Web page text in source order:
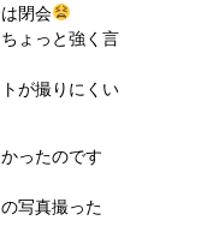
閉会
ょっと強く言
が撮りにくい
ったのです
写真撮った